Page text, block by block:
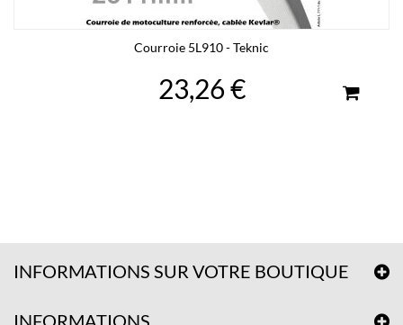
Courroie 5L910 - Teknic
23,26 €
INFORMATIONS SUR VOTRE BOUTIQUE
INFORMATIONS